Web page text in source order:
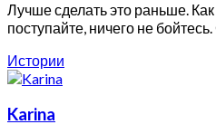
Лучше сделать это раньше. Как
поступайте, ничего не
Истории
Karina